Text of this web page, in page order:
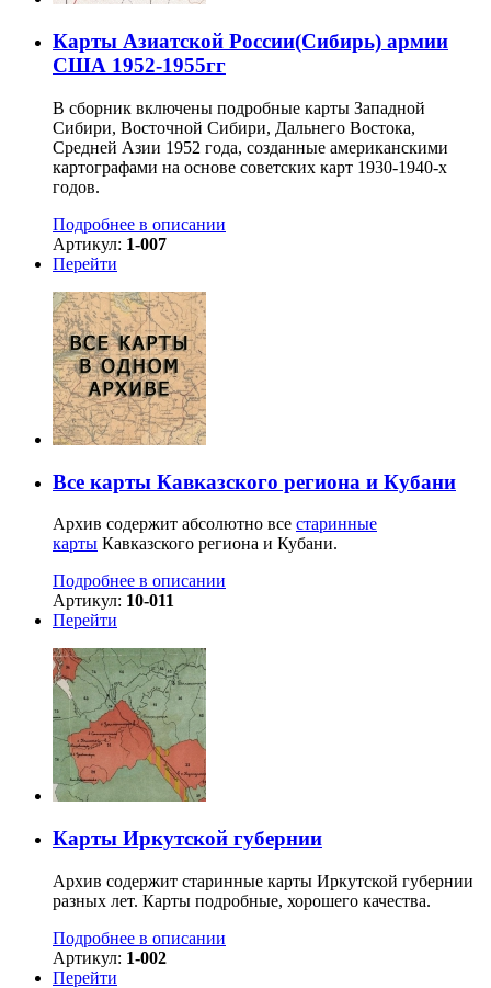
Карты Азиатской России(Сибирь) армии
США 1952-1955гг
В сборник включены подробные карты Западной
Сибири, Восточной Сибири, Дальнего Востока,
Средней Азии 1952 года, созданные американскими
картографами на основе советских карт 1930-1940-х
годов.
Подробнее в описании
Артикул: 1-007
Перейти
Все карты Кавказского региона и Кубани
Архив содержит абсолютно все старинные
карты Кавказского региона и Кубани.
Подробнее в описании
Артикул: 10-011
Перейти
Карты Иркутской губернии
Архив содержит старинные карты Иркутской губернии
разных лет. Карты подробные, хорошего качества.
Подробнее в описании
Артикул: 1-002
Перейти